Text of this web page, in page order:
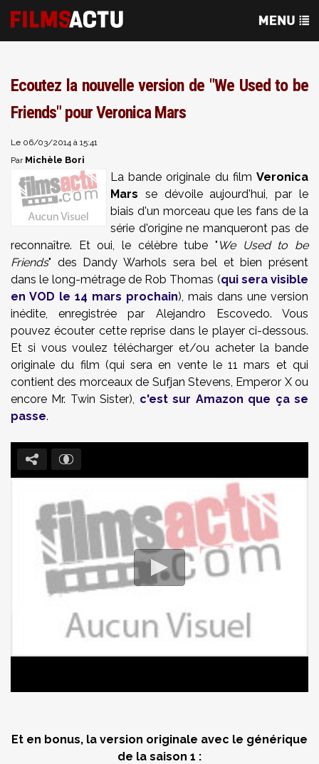
Ecoutez la nouvelle version de "We Used to be
Friends" pour Veronica Mars
Le 06/03/2014 à 15:41
Par Michèle Bori
La bande originale du film Veronica
Mars se dévoile aujourd'hui, par le
biais d'un morceau que les fans de la
série d'origine ne manqueront pas de
reconnaître. Et oui, le célèbre tube " We Used to be
Friends" des Dandy Warhols sera bel et bien présent
dans le long-métrage de Rob Thomas (qui sera visible
en VOD le 14 mars prochain), mais dans une version
inédite, enregistrée par Alejandro Escovedo. Vous
pouvez écouter cette reprise dans le player ci-dessous.
Et si vous voulez télécharger et/ou acheter la bande
originale du film (qui sera en vente le 11 mars et qui
contient des morceaux de Sufjan Stevens, Emperor X ou
encore Mr. Twin Sister), c'est sur Amazon que ça se
passe.
Et en bonus, la version originale avec le générique
de la saison 1 :